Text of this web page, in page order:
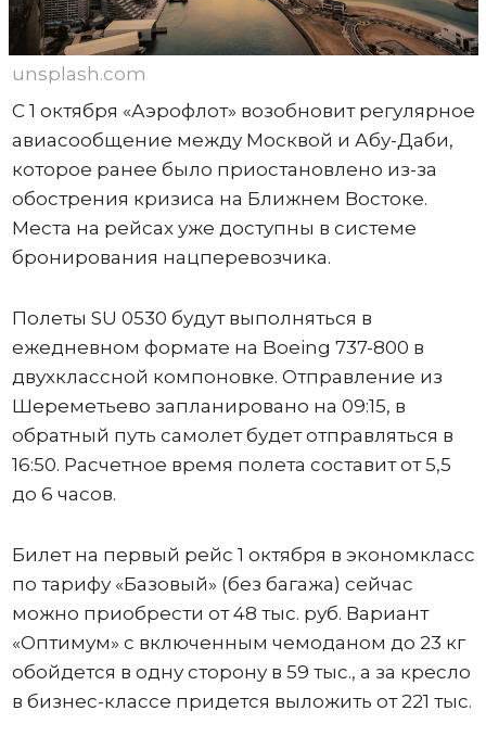
unsplash.com
С 1 октября «Аэрофлот» возобновит регулярное
авиасообщение между Москвой и Абу-Даби,
которое ранее было приостановлено из-за
обострения кризиса на Ближнем Востоке.
Места на рейсах уже доступны в системе
бронирования нацперевозчика.
Полеты SU 0530 будут выполняться в
ежедневном формате на Boeing 737-800 в
двухклассной компоновке. Отправление из
Шереметьево запланировано на 09:15, в
обратный путь самолет будет отправляться в
16:50. Расчетное время полета составит от 5,5
до 6 часов.
Билет на первый рейс 1 октября в экономкласс
по тарифу «Базовый» (без багажа) сейчас
можно приобрести от 48 тыс. руб. Вариант
«Оптимум» с включенным чемоданом до 23 кг
обойдется в одну сторону в 59 тыс., а за кресло
в бизнес-классе придется выложить от 221 тыс.